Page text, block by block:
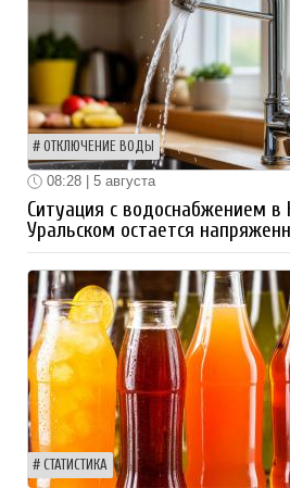
ОТКЛЮЧЕНИЕ ВОДЫ
08:28 | 5 августа
Ситуация с водоснабжением в
Уральском остается
СТАТИСТИКА